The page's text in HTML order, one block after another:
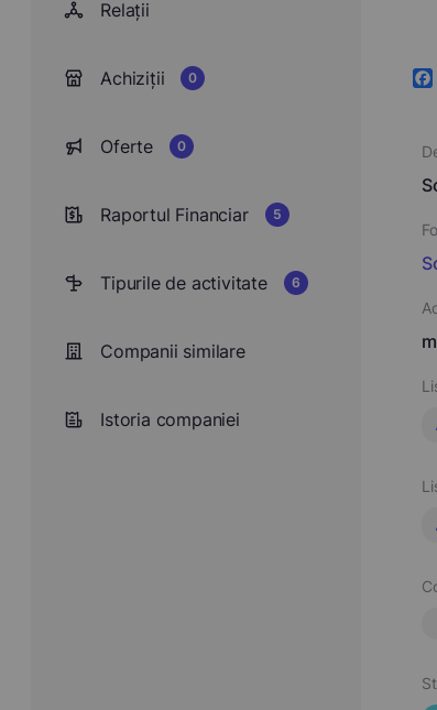
Relații
Achiziții 0
Oferte 0
Raportul Financiar 5
Tipurile de activitate 6
Companii similare
Istoria companiei